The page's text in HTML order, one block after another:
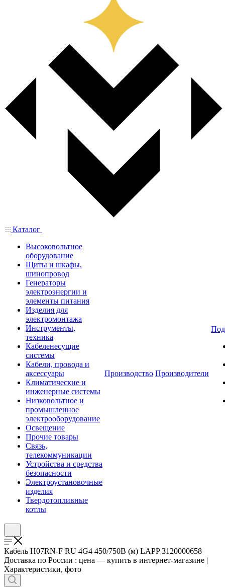
Каталог
Высоковольтное
оборудование
Щиты и шкафы,
шинопровод
Генераторы
электроэнергии и
элементы питания
Изделия для
электромонтажа
Инструменты,
техника
Кабеленесущие
системы
Кабели, провода и
аксессуары
Климатические и
инженерные системы
Низковольтное и
промышленное
электрооборудование
Освещение
Прочие товары
Связь,
телекоммуникации
Устройства и средства
безопасности
Электроустановочные
изделия
Твердотопливные
котлы
Производство Производители
Кабель H07RN-F RU 4G4 450/750В (м) LAPP 3120000658
Доставка по России : цена — купить в интернет-магазине |
Характеристики, фото